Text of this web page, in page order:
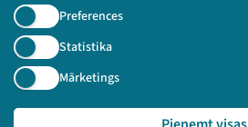
Preferences
Statistika
Mārketings
Piesakies jaunumiem!
Nepalaid garām aktuālāko informāciju!